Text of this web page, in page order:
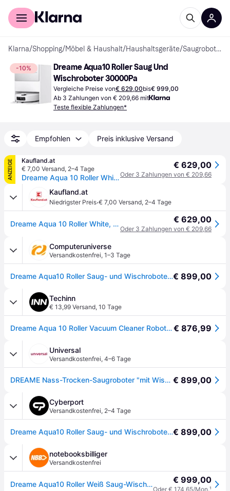
Für Shopper
Klarna/Shopping/Möbel & Haushalt/Haushaltsgeräte/ Saugroboter
-10%
Dreame Aqua10 Roller Saug Und
Wischroboter 30000Pa
Vergleiche Preise von€ 629,00bis€ 999,00
Ab 3 Zahlungen von € 209,66 mit
Teste flexible Zahlungen*
Empfohlen Preis inklusive Versand
ANZEIGE
Kaufland.at
€ 7,00 Versand, 2–4 Tage
Dreame Aqua 10 Roller White, Beutellos, Weiß, Rund, Staubbeutel, 3 Rad/Räder, 0,22 l
€ 629,00
Oder 3 Zahlungen von € 209,66
Kaufland.at
Niedrigster Preis·€ 7,00 Versand, 2–4 Tage
Dreame Aqua 10 Roller White, Beutellos, Weiß, Rund, Staubbeutel, 3 Rad/Räder, 0,22 l € 629,00
Oder 3 Zahlungen von € 209,66
Computeruniverse
Versandkostenfrei, 1–3 Tage
Dreame Aqua10 Roller Saug- und Wischroboter 30000Pa weiß - Weiß€ 899,00
Techinn
€ 13,99 Versand, 10 Tage
Dreame Aqua 10 Roller Vacuum Cleaner Robot With Auto-empty Dock Silber One Size / EU Plug 220V€ 876,99
Universal
Versandkostenfrei, 4–6 Tage
DREAME Nass-Trocken-Saugroboter "mit Wischfunktion Aqua10 Roller", weiß, B:42cm H:50,5cm T:44,1cm, Saugroboter, Warmwasser-Wischsystem, Rollenmopp, überwindet Hindernisse, 30.000 Pa, Nass-Trocken-Saugroboter € 899,00
Cyberport
Versandkostenfrei, 2–4 Tage
Dreame Aqua10 Roller Saug- und Wischroboter 30000Pa weiß - Weiß€ 899,00
notebooksbilliger
Versandkostenfrei
Dreame Aqua10 Roller Weiß Saug-Wisch-Roboter mit Reinigungsstation € 999,00
Oder € 174,65/Mon.¹